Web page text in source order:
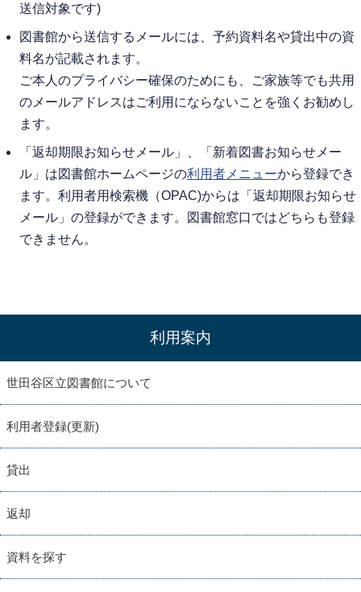
送信対象です)
図書館から送信するメールには、予約資料名や貸出中の資
料名が記載されます。
ご本人のプライバシー確保のためにも、ご家族等でも共用
のメールアドレスはご利用にならないことを強くお勧めし
ます。
「返却期限お知らせメール」、「新着図書お知らせメー
ル」は図書館ホームページの利用者メニューから登録でき
ます。利用者用検索機（OPAC)からは「返却期限お知らせ
メール」の登録ができます。図書館窓口ではどちらも登録
できません。
利用案内
世田谷区立図書館について
利用者登録(更新)
貸出
返却
資料を探す